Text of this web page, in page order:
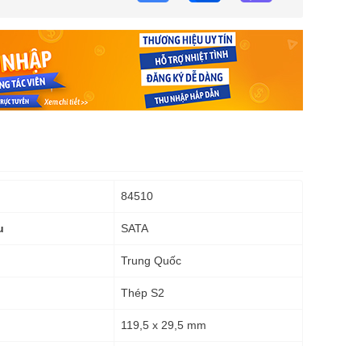
84510
SATA
Trung Quốc
Thép S2
119,5 x 29,5 mm